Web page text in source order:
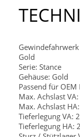
Gold
Serie: Stance
Gehäuse: Gold
Passend für OEM
Max. Achslast
Max. Achslast
Tieferlegung VA:
Tieferlegung HA: